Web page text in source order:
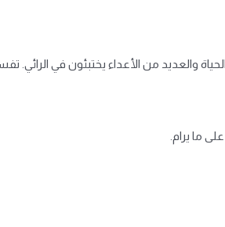
والعديد من الأعداء يختبئون في الرائي.
ما يرام.